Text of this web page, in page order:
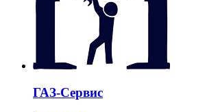
ГАЗ-Сервис